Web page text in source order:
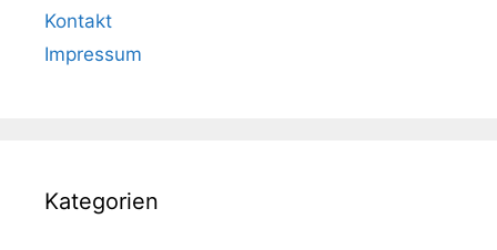
Kontakt
Impressum
Kategorien